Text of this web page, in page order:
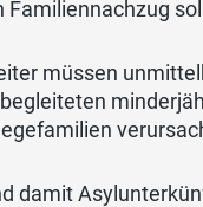
Familiennachzug
müssen
damit